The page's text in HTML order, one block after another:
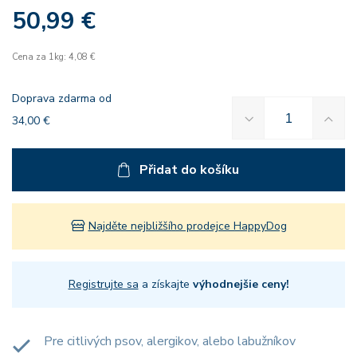
50,99 €
Cena za 1kg: 4,08 €
Doprava zdarma od
34,00 €
Přidat do košíku
Najděte nejbližšího prodejce HappyDog
Registrujte sa a získajte výhodnejšie ceny!
Pre citlivých psov, alergikov, alebo labužníkov